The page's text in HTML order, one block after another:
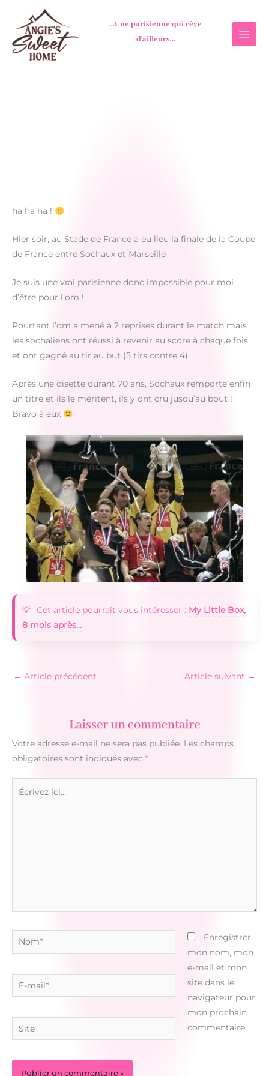
contenu
...Une parisienne qui rêve
d'ailleurs...
ha ha ha !
Hier soir, au Stade de France a eu lieu la finale de la Coupe
de France entre Sochaux et Marseille
Je suis une vrai parisienne donc impossible pour moi
d’être pour l’om !
Pourtant l’om a mené à 2 reprises durant le match mais
les sochaliens ont réussi à revenir au score à chaque fois
et ont gagné au tir au but (5 tirs contre 4)
Après une disette durant 70 ans, Sochaux remporte enfin
un titre et ils le méritent, ils y ont cru jusqu’au bout !
Bravo à eux
Cet article pourrait vous intéresser : My Little Box,
8 mois après...
← Article précédent Article suivant →
Laisser un commentaire
Votre adresse e-mail ne sera pas publiée. Les champs
obligatoires sont indiqués avec *
Nom*
E-
mail*
Site
Enregistrer
mon nom, mon
e-mail et mon
site dans le
navigateur pour
mon prochain
commentaire.